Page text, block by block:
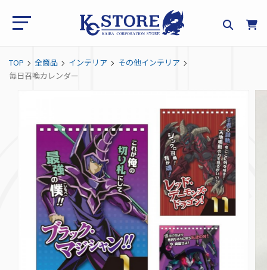
TOP 全商品 インテリア
その他インテリア
毎日召喚カレンダー